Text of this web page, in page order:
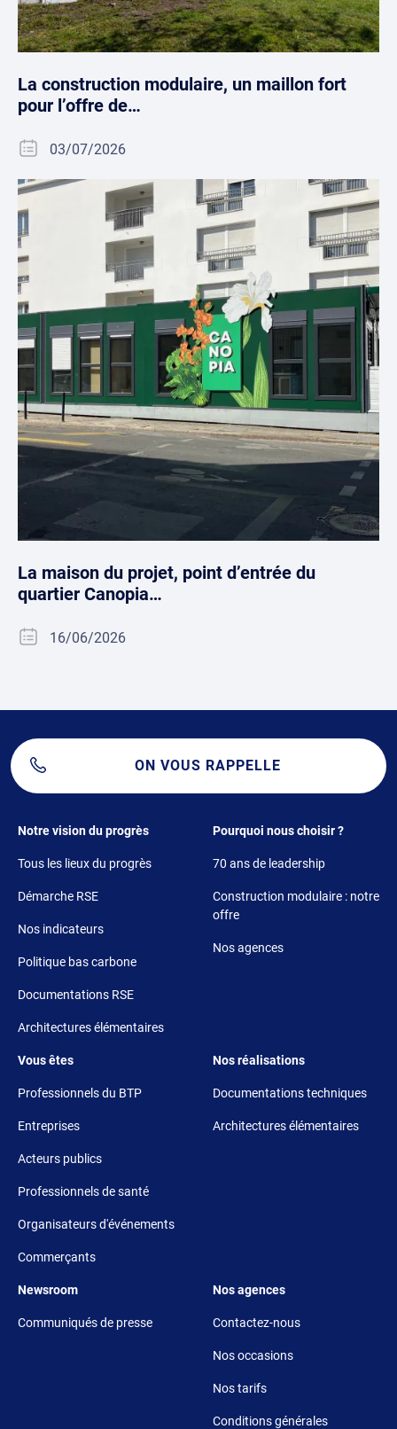
La construction modulaire, un maillon fort
pour l’offre de…
03/07/2026
La maison du projet, point d’entrée du
quartier Canopia…
16/06/2026
ON VOUS RAPPELLE
Footer 1
Notre vision du progrès
Tous les lieux du progrès
Démarche RSE
Nos indicateurs
Politique bas carbone
Documentations RSE
Architectures élémentaires
Footer 2
Pourquoi nous choisir ?
70 ans de leadership
Construction modulaire : notre
offre
Nos agences
Footer 3
Vous êtes
Professionnels du BTP
Entreprises
Acteurs publics
Professionnels de santé
Organisateurs d'événements
Commerçants
Footer 4
Nos réalisations
Documentations techniques
Architectures élémentaires
Footer 5
Newsroom
Communiqués de presse
Footer 6
Nos agences
Contactez-nous
Nos occasions
Nos tarifs
Conditions générales